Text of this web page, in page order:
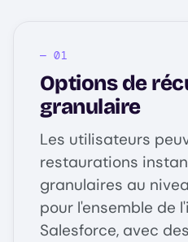
Options de
granulaire
Les utilisateurs
restaurations
granulaires au
pour l'ensemble de
Salesforce, avec